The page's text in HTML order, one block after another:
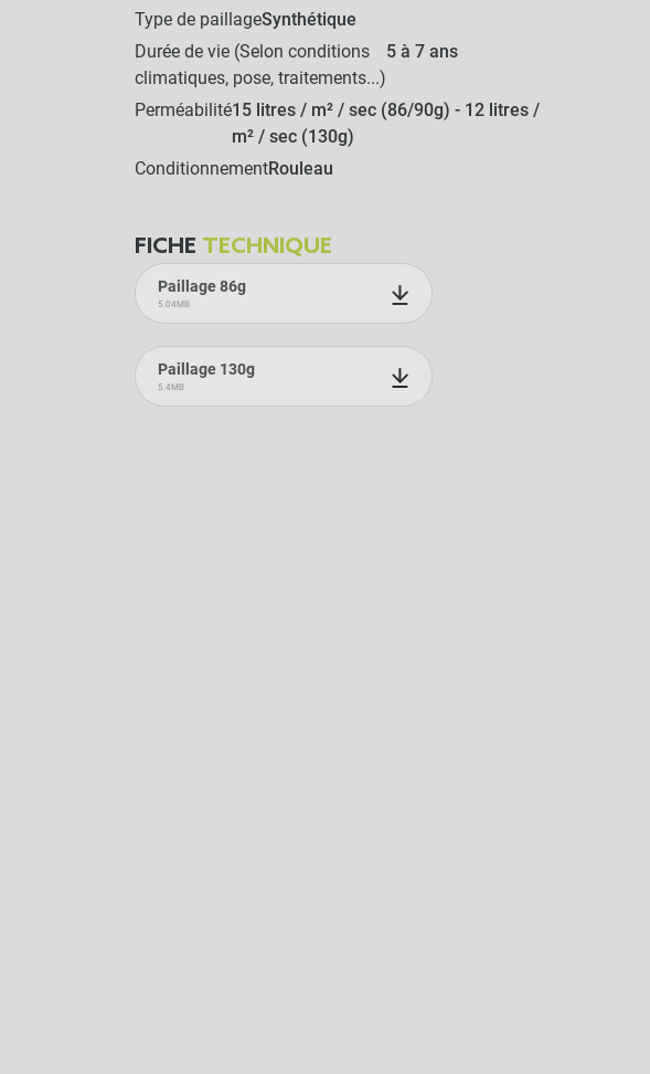
Type de paillageSynthétique
Durée de vie (Selon conditions
climatiques, pose, traitements...)
5 à 7 ans
Perméabilité15 litres / m² / sec (86/90g) - 12 litres /
m² / sec (130g)
ConditionnementRouleau
FICHE TECHNIQUE
Paillage 86g
5.04MB
Paillage 130g
5.4MB